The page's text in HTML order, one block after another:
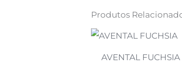
Produtos
AVENTAL FUCHSIA